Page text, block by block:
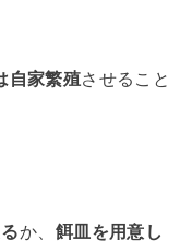
自家繁殖させること
か、 餌皿を用意し